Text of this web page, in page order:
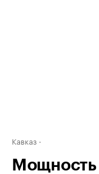
Кавказ
Мощность